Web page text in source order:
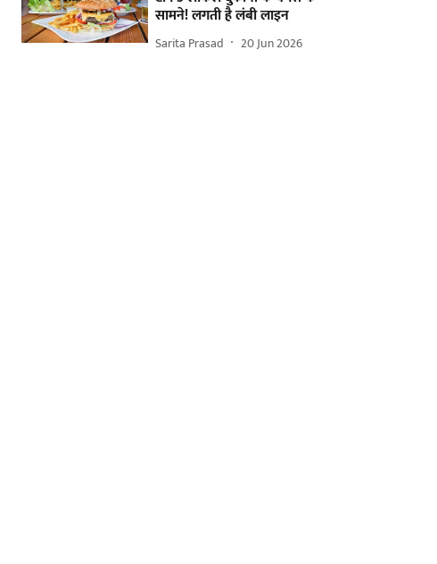
सामने! लगती है लंबी लाइन
Sarita Prasad 20 Jun 2026